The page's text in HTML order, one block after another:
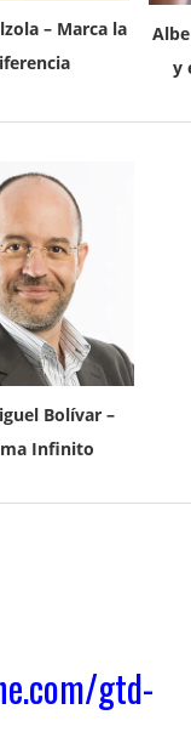
– Marca la
y
Bolívar –
Infinito
gtd-